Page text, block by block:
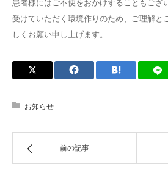
患者様にはご不便をおかけすることもござ
受けていただく環境作りのため、ご理解と
しくお願い申し上げます。
お知らせ
前の記事